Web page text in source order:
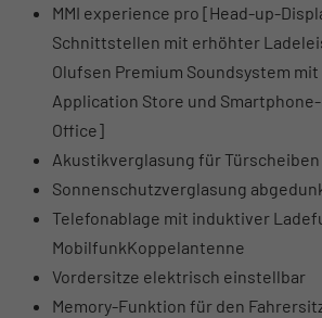
MMI experience pro [Head-up-
Schnittstellen mit erhöhter
Olufsen Premium Soundsystem mit
Application Store und
Office]
Akustikverglasung für
Sonnenschutzverglasung
Telefonablage mit induktiver
MobilfunkKoppelantenne
Vordersitze elektrisch einstellbar
Memory-Funktion für den